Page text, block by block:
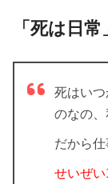
「死は日
死はい
のなの、
だから仕
せいぜ